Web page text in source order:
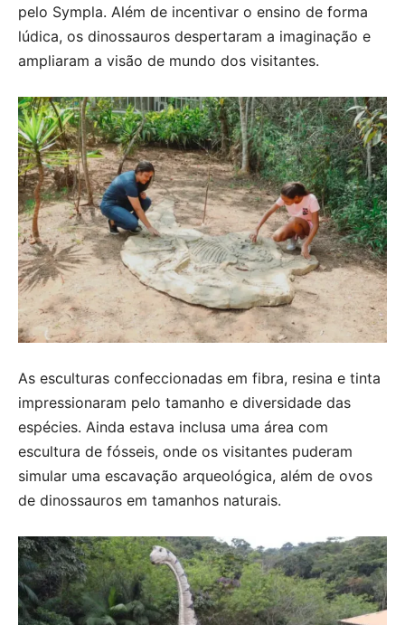
pelo Sympla. Além de incentivar o ensino de forma
lúdica, os dinossauros despertaram a imaginação e
ampliaram a visão de mundo dos visitantes.
As esculturas confeccionadas em fibra, resina e tinta
impressionaram pelo tamanho e diversidade das
espécies. Ainda estava inclusa uma área com
escultura de fósseis, onde os visitantes puderam
simular uma escavação arqueológica, além de ovos
de dinossauros em tamanhos naturais.